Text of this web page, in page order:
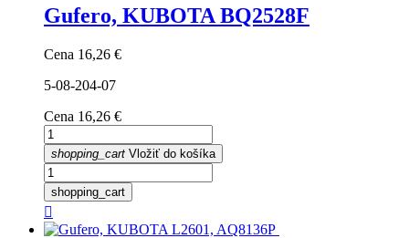
Gufero, KUBOTA BQ2528F
Cena 16,26 €
5-08-204-07
Cena 16,26 €
shopping_cart Vložiť do košíka
shopping_cart
